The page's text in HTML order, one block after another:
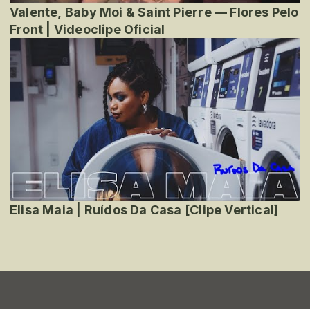
Valente, Baby Moi & Saint Pierre — Flores Pelo
Front | Videoclipe Oficial
Elisa Maia | Ruídos Da Casa [Clipe Vertical]